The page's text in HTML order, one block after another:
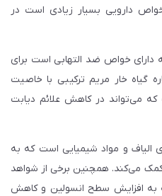
دارویی بسیار زیادی است در
دارای خواص ضد التهابی است برای
گیاه خار مریم ترکیبی با خاصیت
می‌تواند در کاهش علائم دیابت
الیاف و مواد شیمیایی است که به
می‌کند. همچنین برخی از شواهد
به افزایش سطح انسولین و کاهش